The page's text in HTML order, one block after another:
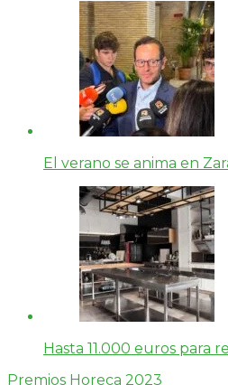
El verano se anima en
Hasta 11.000 euros
Premios Horeca 2023